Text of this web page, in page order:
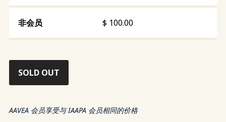
$ 100.00
SOLD OUT
AAVEA 会员享受与 IAAPA 会员相同的价格